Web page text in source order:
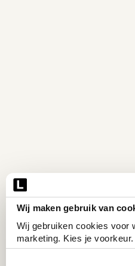
Wij maken gebruik van
Wij gebruiken cookies voor
marketing. Kies je voorkeur.